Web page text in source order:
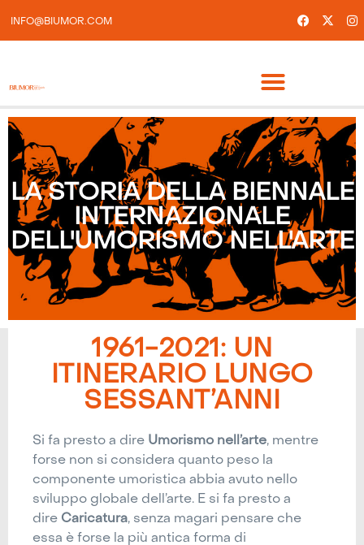
INFO@BIUMOR.COM
LA STORIA DELLA BIENNALE
INTERNAZIONALE
DELL'UMORISMO NELL'ARTE
1961-2021: UN
ITINERARIO LUNGO
SESSANT’ANNI
Si fa presto a dire Umorismo nell’arte, mentre
forse non si considera quanto peso la
componente umoristica abbia avuto nello
sviluppo globale dell’arte. E si fa presto a
dire Caricatura, senza magari pensare che
essa è forse la più antica forma di